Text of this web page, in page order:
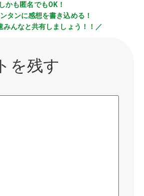
しかも匿名でもOK！
タンに感想を書き込める！
みんなと共有しましょう！！／
を残す